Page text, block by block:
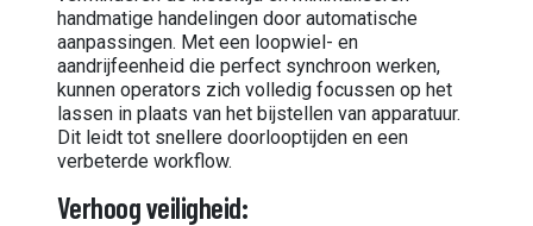
handmatige handelingen door automatische
aanpassingen. Met een loopwiel- en
aandrijfeenheid die perfect synchroon werken,
kunnen operators zich volledig focussen op het
lassen in plaats van het bijstellen van apparatuur.
Dit leidt tot snellere doorlooptijden en een
verbeterde workflow.
Verhoog veiligheid: